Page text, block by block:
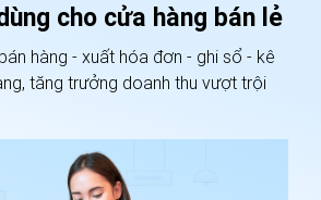
cho cửa hàng bán lẻ
hàng - xuất hóa đơn - ghi sổ - kê
tăng trưởng doanh thu vượt trội